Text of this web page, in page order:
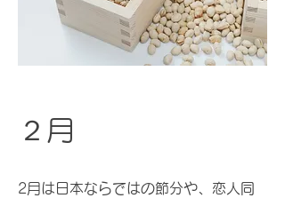
２月
2月は日本ならではの節分や、恋人同